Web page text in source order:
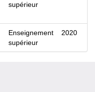
supérieur
Enseignement
supérieur
2020